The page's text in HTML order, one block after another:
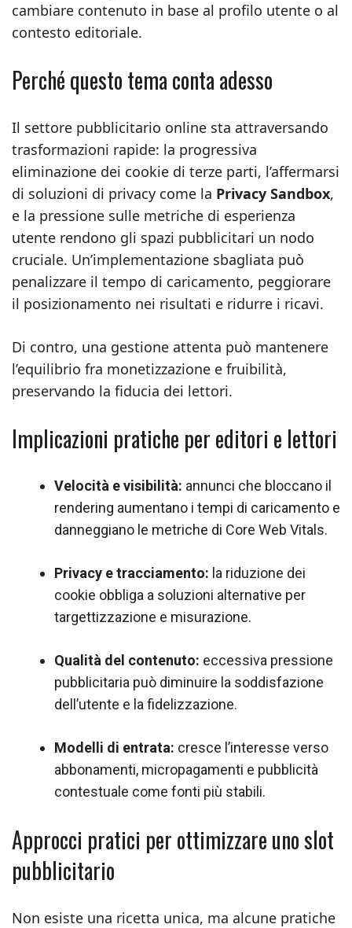
cambiare contenuto in base al profilo utente o al
contesto editoriale.
Perché questo tema conta adesso
Il settore pubblicitario online sta attraversando
trasformazioni rapide: la progressiva
eliminazione dei cookie di terze parti, l’affermarsi
di soluzioni di privacy come la Privacy Sandbox,
e la pressione sulle metriche di esperienza
utente rendono gli spazi pubblicitari un nodo
cruciale. Un’implementazione sbagliata può
penalizzare il tempo di caricamento, peggiorare
il posizionamento nei risultati e ridurre i ricavi.
Di contro, una gestione attenta può mantenere
l’equilibrio fra monetizzazione e fruibilità,
preservando la fiducia dei lettori.
Implicazioni pratiche per editori e lettori
Velocità e visibilità: annunci che bloccano il
rendering aumentano i tempi di caricamento e
danneggiano le metriche di Core Web Vitals.
Privacy e tracciamento: la riduzione dei
cookie obbliga a soluzioni alternative per
targettizzazione e misurazione.
Qualità del contenuto: eccessiva pressione
pubblicitaria può diminuire la soddisfazione
dell’utente e la fidelizzazione.
Modelli di entrata: cresce l’interesse verso
abbonamenti, micropagamenti e pubblicità
contestuale come fonti più stabili.
Approcci pratici per ottimizzare uno slot
pubblicitario
Non esiste una ricetta unica, ma alcune pratiche